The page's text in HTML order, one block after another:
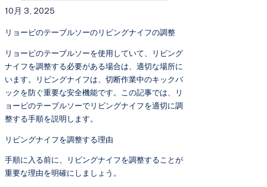
10月 3, 2025
リョービのテーブルソーのリビングナイフの調整
リョービのテーブルソーを使用していて、リビング
ナイフを調整する必要がある場合は、適切な場所に
います。リビングナイフは、切断作業中のキックバ
ックを防ぐ重要な安全機能です。この記事では、リ
ョービのテーブルソーでリビングナイフを適切に調
整する手順を説明します。
リビングナイフを調整する理由
手順に入る前に、リビングナイフを調整することが
重要な理由を明確にしましょう。